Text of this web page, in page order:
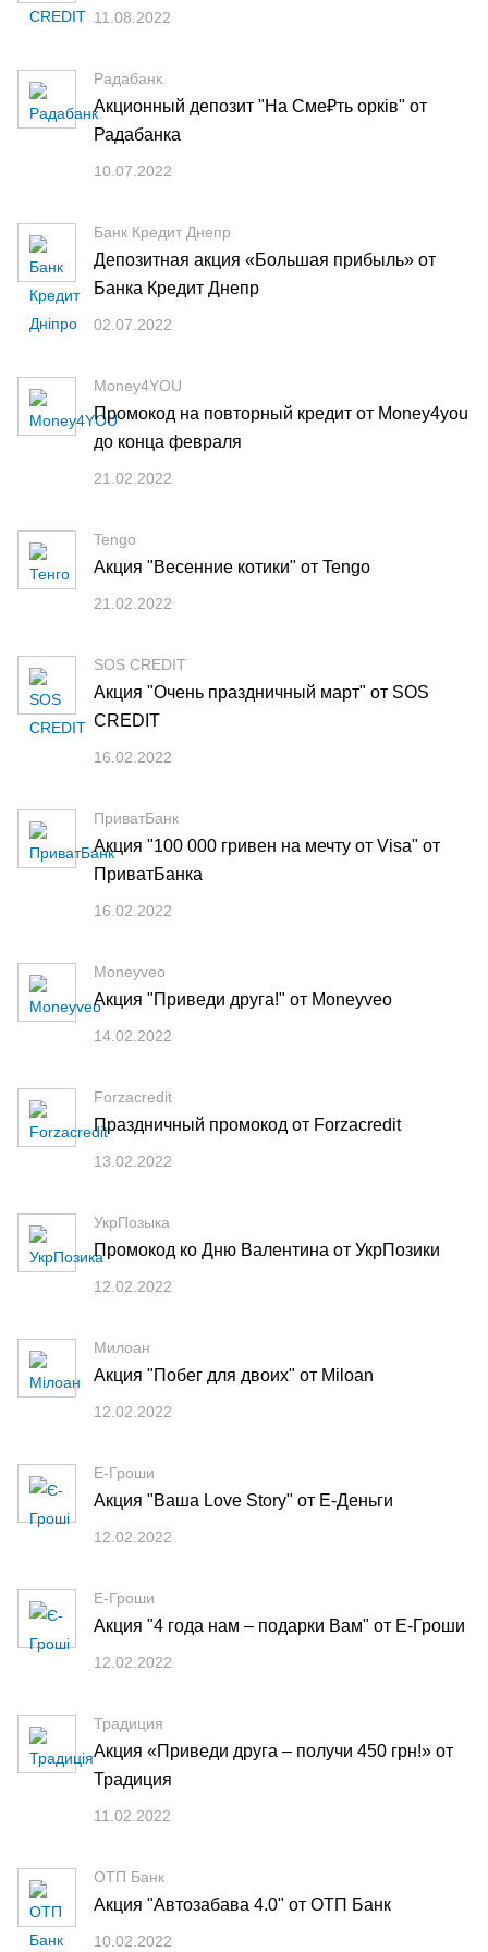
11.08.2022
Радабанк
Акционный депозит "На Сме₽ть орків" от
Радабанка
10.07.2022
Банк Кредит Днепр
Депозитная акция «Большая прибыль» от
Банка Кредит Днепр
02.07.2022
Money4YOU
Промокод на повторный кредит от Money4you
до конца февраля
21.02.2022
Tengo
Акция "Весенние котики" от Tengo
21.02.2022
SOS CREDIT
Акция "Очень праздничный март" от SOS
CREDIT
16.02.2022
ПриватБанк
Акция "100 000 гривен на мечту от Visa" от
ПриватБанка
16.02.2022
Moneyveo
Акция "Приведи друга!" от Moneyveo
14.02.2022
Forzacredit
Праздничный промокод от Forzacredit
13.02.2022
УкрПозыка
Промокод ко Дню Валентина от УкрПозики
12.02.2022
Милоан
Акция "Побег для двоих" от Miloan
12.02.2022
Е-Гроши
Акция "Ваша Love Story" от Е-Деньги
12.02.2022
Е-Гроши
Акция "4 года нам – подарки Вам" от Е-Гроши
12.02.2022
Традиция
Акция «Приведи друга – получи 450 грн!» от
Традиция
11.02.2022
ОТП Банк
Акция "Автозабава 4.0" от ОТП Банк
10.02.2022